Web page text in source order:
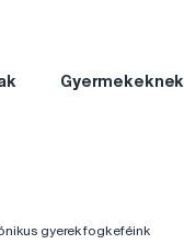
Gyermekeknek
gyerekfogkeféink